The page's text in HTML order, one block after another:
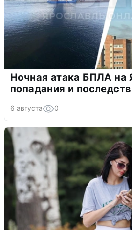
Ночная атака БПЛА на
попадания и
6 августа 0